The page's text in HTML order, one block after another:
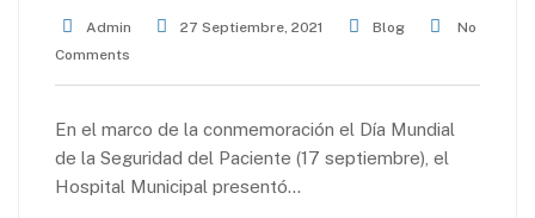
Admin 27 Septiembre, 2021 Blog
No
Comments
En el marco de la conmemoración el Día Mundial
de la Seguridad del Paciente (17 septiembre), el
Hospital Municipal presentó…